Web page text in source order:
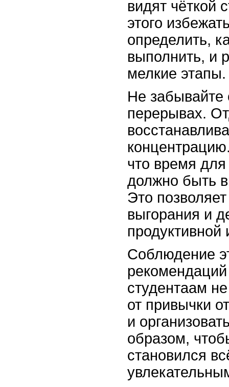
видят чёткой
этого
определить,
выполнить, и
мелкие этапы.
Не забывайте
перерывах.
что время
должно быть
Это
выгорания и
продуктивной
Соблюдение
студентаам
от привычки
и
образом,
становился